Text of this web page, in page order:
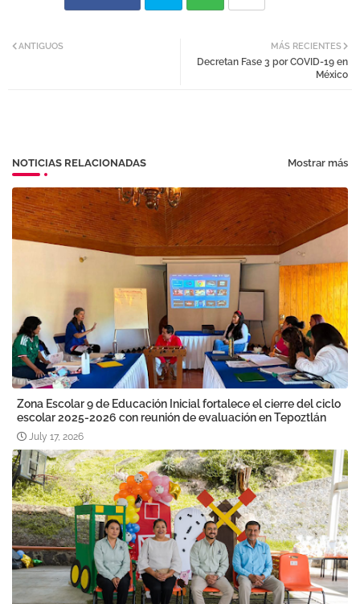
atsa
MÁS RECIENTES
Decretan Fase 3 por COVID-19 en
México
ANTIGUOS
NOTICIAS RELACIONADAS Mostrar más
Zona Escolar 9 de Educación Inicial fortalece el cierre del ciclo
escolar 2025-2026 con reunión de evaluación en Tepoztlán
July 17, 2026